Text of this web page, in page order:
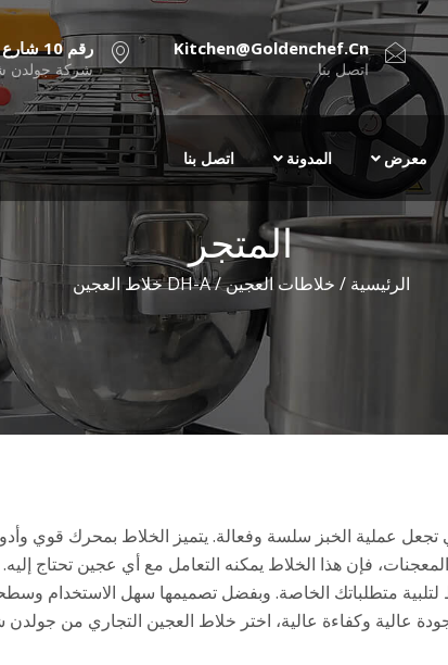
Kitchen@goldenchef.cn
اتصل بنا
رقم 10 شارع جينيي Chenchong, Qiaonan بانيو، الصين
شركة جولدن
معرض المدونة اتصل بنا
المتجر
الرئيسية / خلاطات العجين/ DH-A خلاط العجين
عملية الخبز سلسة وفعالة. يتميز الخلاط بمحرك قوي
لتلبية متطلباتك الخاصة. وبفضل تصميمها سهل
عالية وكفاءة عالية، اختر خلاط العجين التجاري من